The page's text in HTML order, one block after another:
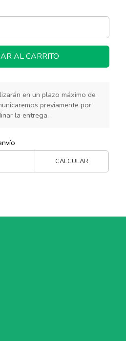
AL CARRITO
en un plazo máximo de
previamente por
la entrega.
CALCULAR